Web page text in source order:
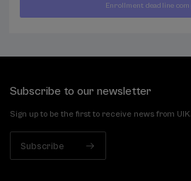
...Last
places
Free
Date
expired
Enrollment deadline
Subscribe to our newsletter
Sign up to be the first to receive news from UIK.
Subscribe